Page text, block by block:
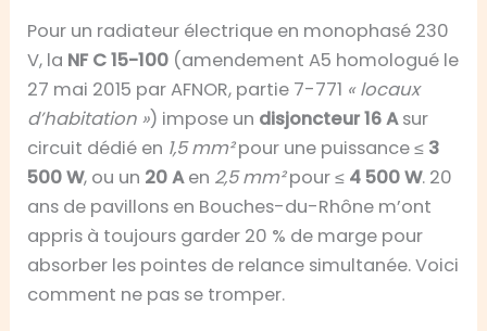
Pour un radiateur électrique en monophasé 230
V, la NF C 15-100 (amendement A5 homologué le
27 mai 2015 par AFNOR, partie 7-771 « locaux
d’habitation ») impose un disjoncteur 16 Asur
circuit dédié en 1,5 mm²pour une puissance ≤ 3
500 W, ou un 20 Aen 2,5 mm²pour ≤ 4 500 W. 20
ans de pavillons en Bouches-du-Rhône m’ont
appris à toujours garder 20 % de marge pour
absorber les pointes de relance simultanée. Voici
comment ne pas se tromper.